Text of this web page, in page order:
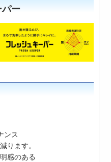
ー
ンス
ります。
感のある